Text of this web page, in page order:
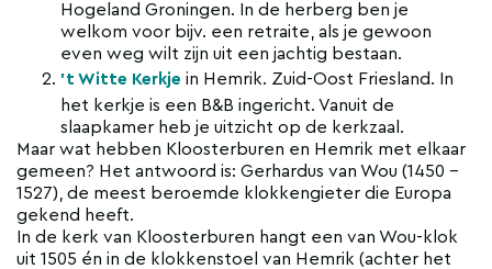
Hogeland Groningen. In de herberg ben je
welkom voor bijv. een retraite, als je gewoon
even weg wilt zijn uit een jachtig bestaan.
't Witte Kerkje in Hemrik. Zuid-Oost Friesland. In
het kerkje is een B&B ingericht. Vanuit de
slaapkamer heb je uitzicht op de kerkzaal.
Maar wat hebben Kloosterburen en Hemrik met elkaar
gemeen? Het antwoord is: Gerhardus van Wou (1450 –
1527), de meest beroemde klokkengieter die Europa
gekend heeft.
In de kerk van Kloosterburen hangt een van Wou-klok
uit 1505 én in de klokkenstoel van Hemrik (achter het